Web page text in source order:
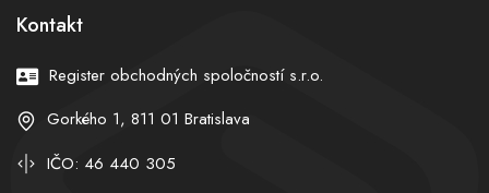
Kontakt
Register obchodných spoločností s.r.o.
Gorkého 1, 811 01 Bratislava
IČO: 46 440 305